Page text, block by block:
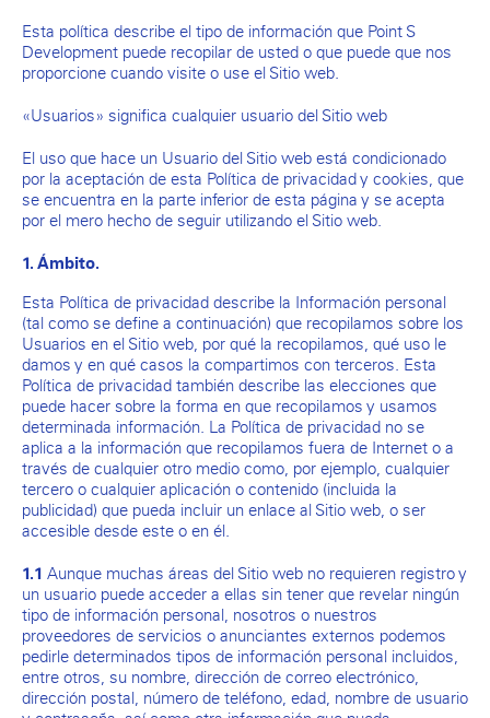
Esta política describe el tipo de información que Point S
Development puede recopilar de usted o que puede que nos
proporcione cuando visite o use el Sitio web.
«Usuarios» significa cualquier usuario del Sitio web
El uso que hace un Usuario del Sitio web está condicionado
por la aceptación de esta Política de privacidad y cookies, que
se encuentra en la parte inferior de esta página y se acepta
por el mero hecho de seguir utilizando el Sitio web.
1. Ámbito.
Esta Política de privacidad describe la Información personal
(tal como se define a continuación) que recopilamos sobre los
Usuarios en el Sitio web, por qué la recopilamos, qué uso le
damos y en qué casos la compartimos con terceros. Esta
Política de privacidad también describe las elecciones que
puede hacer sobre la forma en que recopilamos y usamos
determinada información. La Política de privacidad no se
aplica a la información que recopilamos fuera de Internet o a
través de cualquier otro medio como, por ejemplo, cualquier
tercero o cualquier aplicación o contenido (incluida la
publicidad) que pueda incluir un enlace al Sitio web, o ser
accesible desde este o en él.
1.1 Aunque muchas áreas del Sitio web no requieren registro y
un usuario puede acceder a ellas sin tener que revelar ningún
tipo de información personal, nosotros o nuestros
proveedores de servicios o anunciantes externos podemos
pedirle determinados tipos de información personal incluidos,
entre otros, su nombre, dirección de correo electrónico,
dirección postal, número de teléfono, edad, nombre de usuario